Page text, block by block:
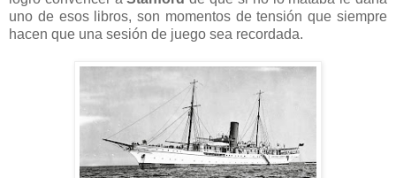
uno de esos libros, son momentos de tensión que siempre
hacen que una sesión de juego sea recordada.